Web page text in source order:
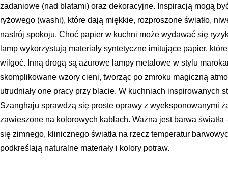
zadaniowe (nad blatami) oraz dekoracyjne. Inspiracją mogą
ryżowego (washi), które dają miękkie, rozproszone światło,
nastrój spokoju. Choć papier w kuchni może wydawać się
lamp wykorzystują materiały syntetyczne imitujące papier,
wilgoć. Inną drogą są ażurowe lampy metalowe w stylu
skomplikowane wzory cieni, tworząc po zmroku magiczną
utrudniały one pracy przy blacie. W kuchniach inspirowanych
Szanghaju sprawdzą się proste oprawy z wyeksponowanymi
zawieszone na kolorowych kablach. Ważna jest barwa
się zimnego, klinicznego światła na rzecz temperatur
podkreślają naturalne materiały i kolory potraw.